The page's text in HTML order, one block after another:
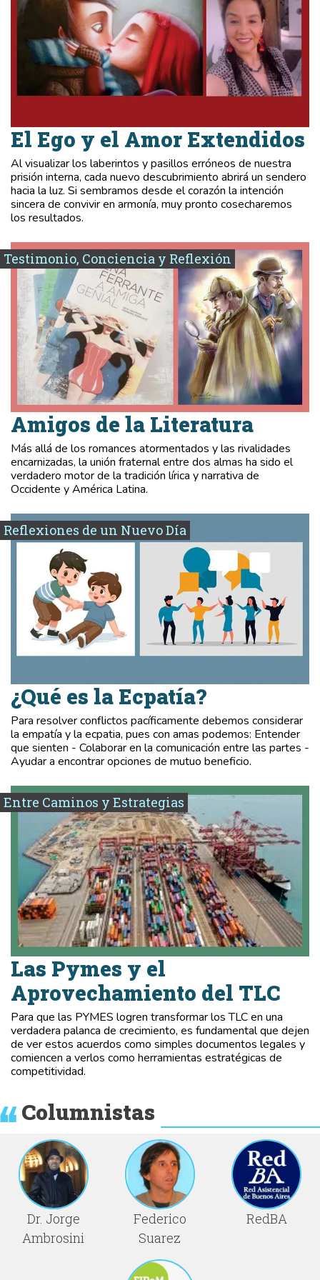
El Ego y el Amor Extendidos
Al visualizar los laberintos y pasillos erróneos de nuestra
prisión interna, cada nuevo descubrimiento abrirá un sendero
hacia la luz. Si sembramos desde el corazón la intención
sincera de convivir en armonía, muy pronto cosecharemos
los resultados.
Testimonio, Conciencia y Reflexión
Amigos de la Literatura
Más allá de los romances atormentados y las rivalidades
encarnizadas, la unión fraternal entre dos almas ha sido el
verdadero motor de la tradición lírica y narrativa de
Occidente y América Latina.
Reflexiones de un Nuevo Día
¿Qué es la Ecpatía?
Para resolver conflictos pacíficamente debemos considerar
la empatía y la ecpatia, pues con amas podemos: Entender
que sienten - Colaborar en la comunicación entre las partes -
Ayudar a encontrar opciones de mutuo beneficio.
Entre Caminos y Estrategias
Las Pymes y el
Aprovechamiento del TLC
Para que las PYMES logren transformar los TLC en una
verdadera palanca de crecimiento, es fundamental que dejen
de ver estos acuerdos como simples documentos legales y
comiencen a verlos como herramientas estratégicas de
competitividad.
Columnistas
Dr. Jorge
Ambrosini
Federico
Suarez
RedBA